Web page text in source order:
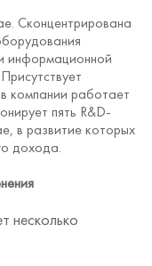
Сконцентрирована
информационной
компании работает
пять R&D-
в развитие которых
дохода.
несколько